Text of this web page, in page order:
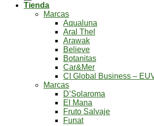
Tienda
Marcas
Aqualuna
Aral Thel
Arawak
Believe
Botanitas
Car&Mer
CI Global Business –
Marcas
D’Solaroma
El Mana
Fruto Salvaje
Funat